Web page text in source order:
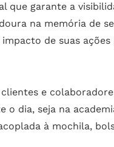
garante a
na memória de
de suas ações
e
o dia, seja na
à mochila,